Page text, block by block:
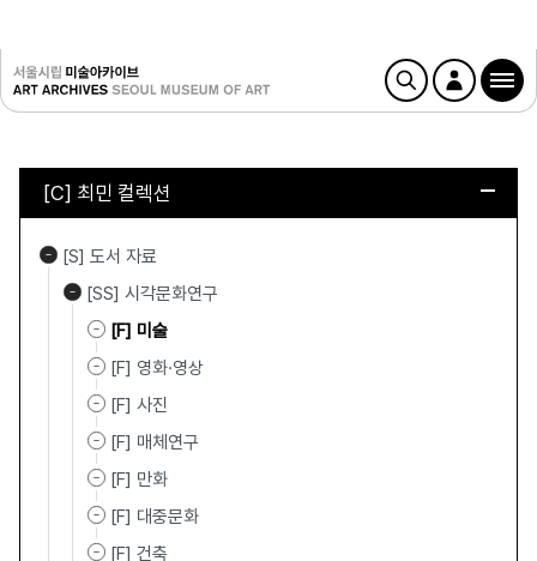
[C] 최민 컬렉션
[S] 도서 자료
[SS] 시각문화연구
[F] 미술
[F] 영화·영상
[F] 사진
[F] 매체연구
[F] 만화
[F] 대중문화
[F] 건축